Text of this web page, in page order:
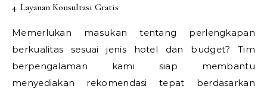
4. Layanan Konsultasi Gratis
Memerlukan masukan tentang perlengkapan
berkualitas sesuai jenis hotel dan budget? Tim
berpengalaman kami siap membantu
menyediakan rekomendasi tepat berdasarkan